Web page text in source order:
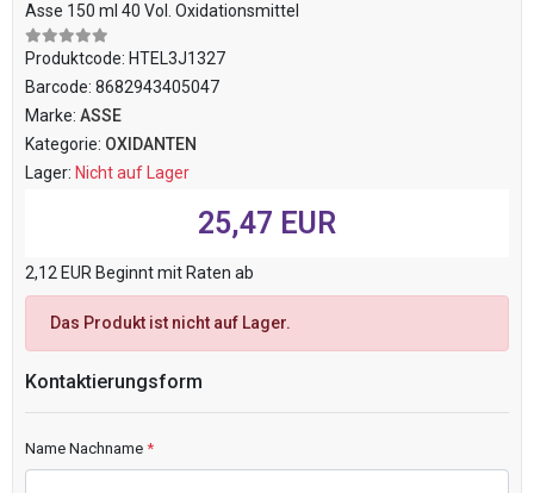
Asse 150 ml 40 Vol. Oxidationsmittel
Produktcode: HTEL3J1327
Barcode: 8682943405047
Marke: ASSE
Kategorie: OXIDANTEN
Lager: Nicht auf Lager
25,47 EUR
2,12 EUR Beginnt mit Raten ab
Das Produkt ist nicht auf Lager.
Kontaktierungsform
Name Nachname *